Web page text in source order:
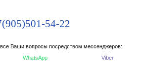
54-22
Ваши вопросы посредством мессенджеров:
WhatsApp Viber